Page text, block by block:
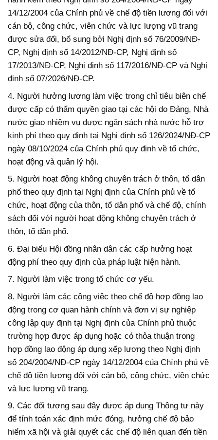
14/12/2004 của Chính phủ về chế độ tiền lương đối với
cán bộ, công chức, viên chức và lực lượng vũ trang
được sửa đổi, bổ sung bởi Nghị định số 76/2009/NĐ-
CP, Nghị định số 14/2012/NĐ-CP, Nghị định số
17/2013/NĐ-CP, Nghị định số 117/2016/NĐ-CP và Nghị
định số 07/2026/NĐ-CP.
4. Người hưởng lương làm việc trong chỉ tiêu biên chế
được cấp có thẩm quyền giao tại các hội do Đảng, Nhà
nước giao nhiệm vụ được ngân sách nhà nước hỗ trợ
kinh phí theo quy định tại Nghị định số 126/2024/NĐ-CP
ngày 08/10/2024 của Chính phủ quy định về tổ chức,
hoạt động và quản lý hội.
5. Người hoạt động không chuyên trách ở thôn, tổ dân
phố theo quy định tại Nghị định của Chính phủ về tổ
chức, hoạt động của thôn, tổ dân phố và chế độ, chính
sách đối với người hoạt động không chuyên trách ở
thôn, tổ dân phố.
6. Đại biểu Hội đồng nhân dân các cấp hưởng hoạt
động phí theo quy định của pháp luật hiện hành.
7. Người làm việc trong tổ chức cơ yếu.
8. Người làm các công việc theo chế độ hợp đồng lao
động trong cơ quan hành chính và đơn vị sự nghiệp
công lập quy định tại Nghị định của Chính phủ thuộc
trường hợp được áp dụng hoặc có thỏa thuận trong
hợp đồng lao động áp dụng xếp lương theo Nghị định
số 204/2004/NĐ-CP ngày 14/12/2004 của Chính phủ về
chế độ tiền lương đối với cán bộ, công chức, viên chức
và lực lượng vũ trang.
9. Các đối tượng sau đây được áp dụng Thông tư này
để tính toán xác định mức đóng, hưởng chế độ bảo
hiểm xã hội và giải quyết các chế độ liên quan đến tiền